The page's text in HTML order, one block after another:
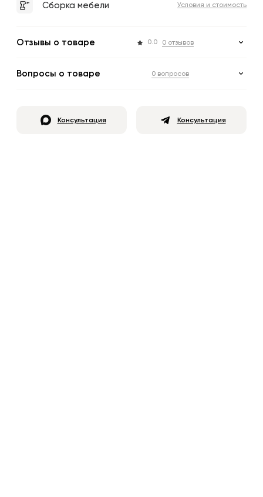
Сборка мебели Условия и стоимость
Отзывы о товаре 0.0 0 отзывов
Вопросы о товаре 0 вопросов
Консультация Консультация